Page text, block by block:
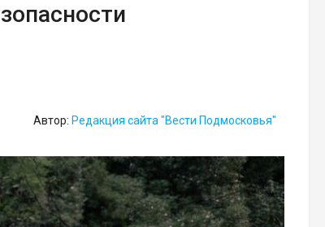
Автор: Редакция сайта "Вести Подмосковья"